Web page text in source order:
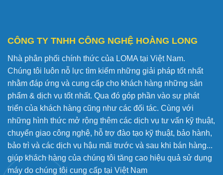
CÔNG TY TNHH CÔNG NGHỆ HOÀNG LONG
Nhà phân phối chính thức của LOMA tại Việt Nam.
Chúng tôi luôn nỗ lực tìm kiếm những giải pháp tốt nhất
nhằm đáp ứng và cung cấp cho khách hàng những sản
phẩm & dịch vụ tốt nhất. Qua đó góp phần vào sự phát
triển của khách hàng cũng như các đối tác. Cùng với
những hình thức mở rộng thêm các dịch vụ tư vấn kỹ thuật,
chuyển giao công nghệ, hỗ trợ đào tạo kỹ thuật, bảo hành,
bảo trì và các dịch vụ hậu mãi trước và sau khi bán hàng...
giúp khách hàng của chúng tôi tăng cao hiệu quả sử dụng
máy do chúng tôi cung cấp tại Việt Nam